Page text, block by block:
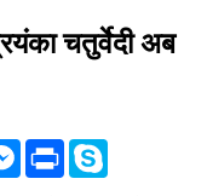
चतुर्वेदी अब
Facebook
Messenger
Print